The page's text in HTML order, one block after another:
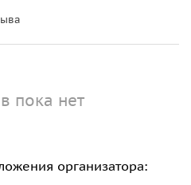
пока нет
организатора: